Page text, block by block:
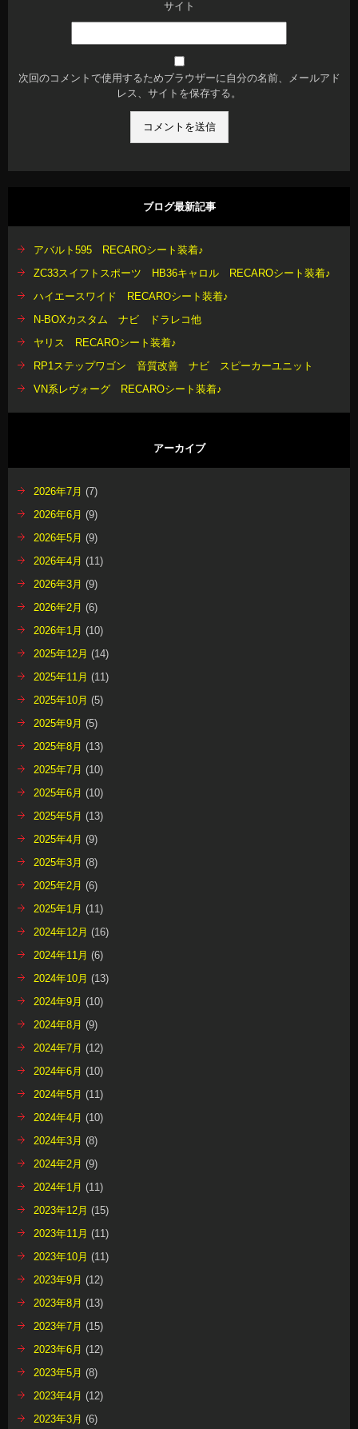
サイト
次回のコメントで使用するためブラウザーに自分の名前、メールアド
レス、サイトを保存する。
ブログ最新記事
アバルト595 RECAROシート装着♪
ZC33スイフトスポーツ HB36キャロル RECAROシート装着♪
ハイエースワイド RECAROシート装着♪
N-BOXカスタム ナビ ドラレコ他
ヤリス RECAROシート装着♪
RP1ステップワゴン 音質改善 ナビ スピーカーユニット
VN系レヴォーグ RECAROシート装着♪
アーカイブ
2026年7月 (7)
2026年6月 (9)
2026年5月 (9)
2026年4月 (11)
2026年3月 (9)
2026年2月 (6)
2026年1月 (10)
2025年12月 (14)
2025年11月 (11)
2025年10月 (5)
2025年9月 (5)
2025年8月 (13)
2025年7月 (10)
2025年6月 (10)
2025年5月 (13)
2025年4月 (9)
2025年3月 (8)
2025年2月 (6)
2025年1月 (11)
2024年12月 (16)
2024年11月 (6)
2024年10月 (13)
2024年9月 (10)
2024年8月 (9)
2024年7月 (12)
2024年6月 (10)
2024年5月 (11)
2024年4月 (10)
2024年3月 (8)
2024年2月 (9)
2024年1月 (11)
2023年12月 (15)
2023年11月 (11)
2023年10月 (11)
2023年9月 (12)
2023年8月 (13)
2023年7月 (15)
2023年6月 (12)
2023年5月 (8)
2023年4月 (12)
2023年3月 (6)